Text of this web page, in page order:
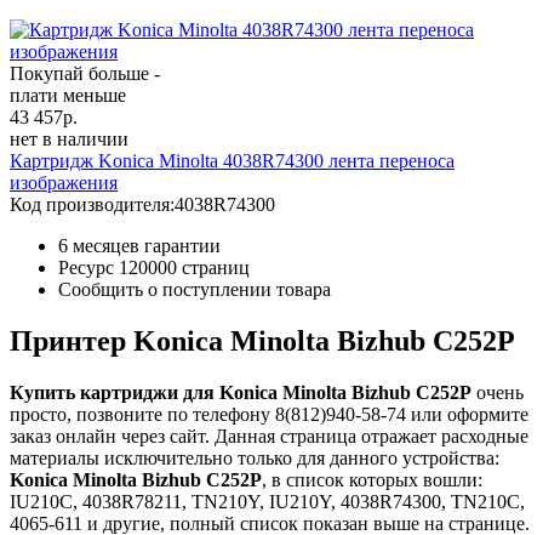
Покупай больше -
плати меньше
43 457р.
нет в наличии
Картридж Konica Minolta 4038R74300 лента переноса
изображения
Код производителя:4038R74300
6 месяцев гарантии
Ресурс 120000 страниц
Сообщить о поступлении товара
Принтер Konica Minolta Bizhub C252P
Купить картриджи для Konica Minolta Bizhub C252P очень
просто, позвоните по телефону 8(812)940-58-74 или оформите
заказ онлайн через сайт. Данная страница отражает расходные
материалы исключительно только для данного устройства:
Konica Minolta Bizhub C252P, в список которых вошли:
IU210C, 4038R78211, TN210Y, IU210Y, 4038R74300, TN210C,
4065-611 и другие, полный список показан выше на странице.